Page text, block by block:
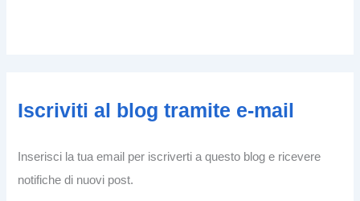
Iscriviti al blog tramite e-mail
Inserisci la tua email per iscriverti a questo blog e ricevere
notifiche di nuovi post.